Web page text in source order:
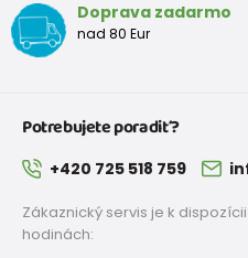
Doprava zadarmo
nad 80 Eur
Potrebujete poradiť?
+420 725 518 759
Zákaznický servis je k
hodinách: